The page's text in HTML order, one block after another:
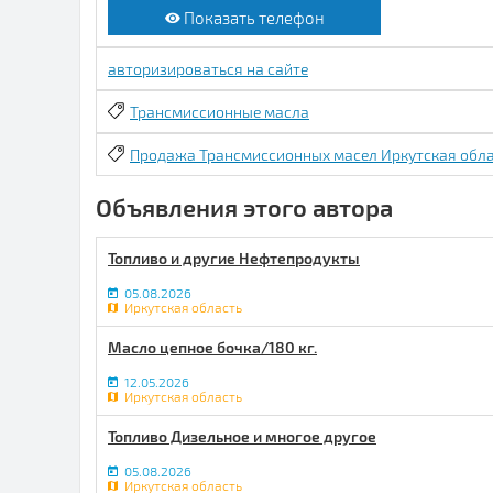
Показать телефон
авторизироваться на сайте
Трансмиссионные масла
Продажа Трансмиссионных масел Иркутская
Объявления этого автора
Топливо и другие Нефтепродукты
05.08.2026
Иркутская область
Масло цепное бочка/180 кг.
12.05.2026
Иркутская область
Топливо Дизельное и многое другое
05.08.2026
Иркутская область